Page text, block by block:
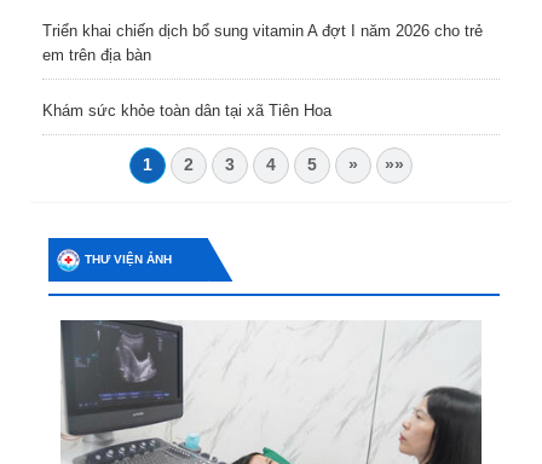
Triển khai chiến dịch bổ sung vitamin A đợt I năm 2026 cho trẻ
em trên địa bàn
Khám sức khỏe toàn dân tại xã Tiên Hoa
1 2 3 4 5 » »»
THƯ VIỆN ẢNH